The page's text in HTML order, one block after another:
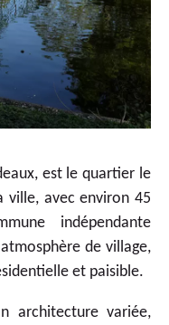
est le quartier le
ville, avec environ 45
indépendante
de village,
et paisible.
architecture variée,